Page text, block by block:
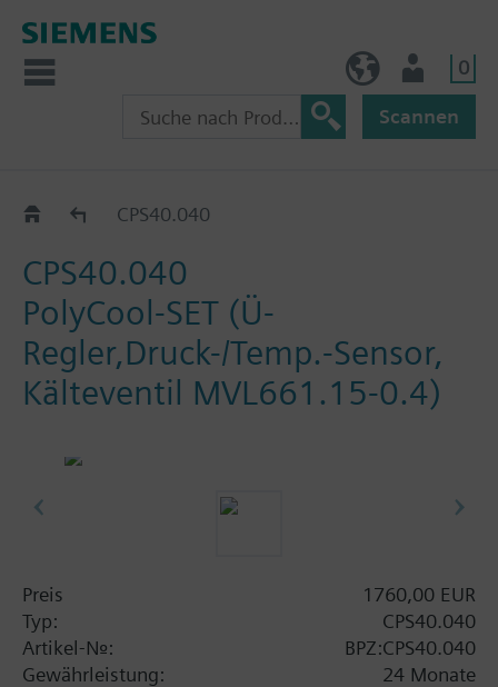
0
Scannen
KatalogCPS40.040
CPS40.040
PolyCool-SET (Ü-
Regler,Druck-/Temp.-Sensor,
Kälteventil MVL661.15-0.4)
Preis
1760,00 EUR
Typ:
CPS40.040
Artikel-Nr.:
BPZ:CPS40.040
Gewährleistung:
24 Monate